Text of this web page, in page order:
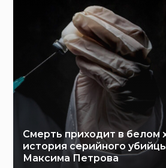
Смерть приходит в белом
история серийного
Максима Петрова